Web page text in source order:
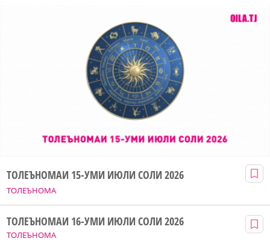
ТОЛЕЪНОМА
ТОЛЕЪНОМАИ 15-УМИ ИЮЛИ СОЛИ 2026
ТОЛЕЪНОМА
ТОЛЕЪНОМАИ 16-УМИ ИЮЛИ СОЛИ 2026